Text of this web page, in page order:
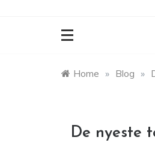
Home » Blog »
De nyeste